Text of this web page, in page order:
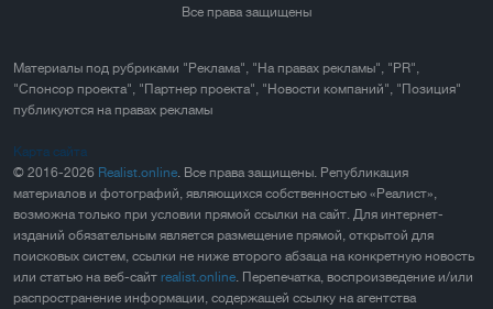
Все права защищены
Материалы под рубриками "Реклама", "На правах рекламы", "PR",
"Спонсор проекта", "Партнер проекта", "Новости компаний", "Позиция"
публикуются на правах рекламы
Карта сайта
© 2016-2026 Realist.online . Все права защищены. Републикация
материалов и фотографий, являющихся собственностью «Реалист»,
возможна только при условии прямой ссылки на сайт. Для интернет-
изданий обязательным является размещение прямой, открытой для
поисковых систем, ссылки не ниже второго абзаца на конкретную новость
или статью на веб-сайт realist.online . Перепечатка, воспроизведение и/или
распространение информации, содержащей ссылку на агентства